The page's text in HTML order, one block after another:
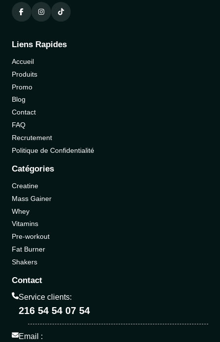
Liens Rapides
Accueil
Produits
Promo
Blog
Contact
FAQ
Recrutement
Politique de Confidentialité
Catégories
Creatine
Mass Gainer
Whey
Vitamins
Pre-workout
Fat Burner
Shakers
Contact
Service clients:
216 54 54 07 54
Email :